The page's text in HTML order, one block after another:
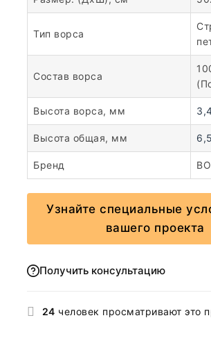
Тип ворса
Состав ворса
Высота ворса, мм
Высота общая, мм 6,5
Бренд
Узнайте специальные
вашего проекта
Получить консультацию
24 человек просматривают это